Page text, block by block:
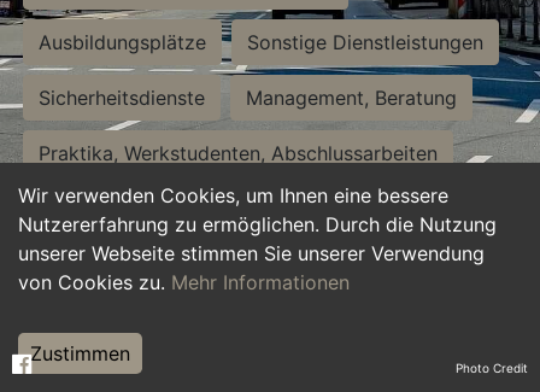
Wir verwenden Cookies, um Ihnen eine bessere
Nutzererfahrung zu ermöglichen. Durch die Nutzung
unserer Webseite stimmen Sie unserer Verwendung
von Cookies zu. Mehr Informationen
Zustimmen
Ausbildungsplätze Sonstige Dienstleistungen
Sicherheitsdienste Management, Beratung
Praktika, Werkstudenten, Abschlussarbeiten
Personalwesen Assistenz, Sekretariat
Hilfskräfte, Aushilfs- und Nebenjobs
Weiterbildung, Studium, duale Ausbildung Photo Credit